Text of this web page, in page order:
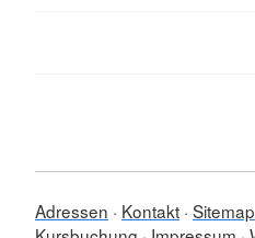
Adressen Kontakt Sitemap